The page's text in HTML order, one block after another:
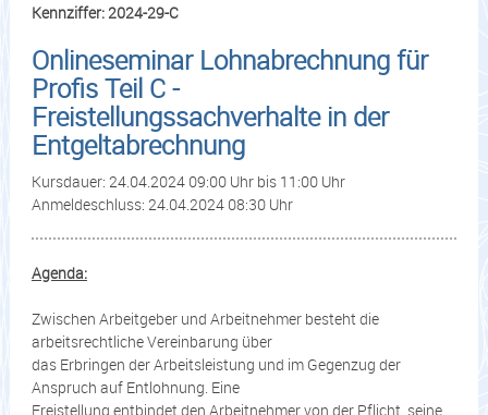
Kennziffer: 2024-29-C
Onlineseminar Lohnabrechnung für
Profis Teil C -
Freistellungssachverhalte in der
Entgeltabrechnung
Kursdauer: 24.04.2024 09:00 Uhr bis 11:00 Uhr
Anmeldeschluss: 24.04.2024 08:30 Uhr
Agenda:
Zwischen Arbeitgeber und Arbeitnehmer besteht die
arbeitsrechtliche Vereinbarung über
das Erbringen der Arbeitsleistung und im Gegenzug der
Anspruch auf Entlohnung. Eine
Freistellung entbindet den Arbeitnehmer von der Pflicht, seine